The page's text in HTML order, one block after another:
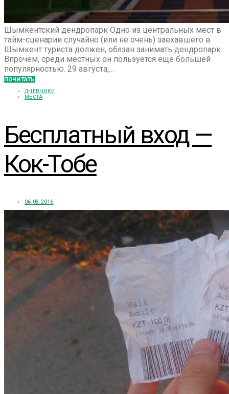
Шымкентский дендропарк Одно из центральных мест в
тайм-сценарии случайно (или не очень) заехавшего в
Шымкент туриста должен, обязан занимать дендропарк.
Впрочем, среди местных он пользуется еще большей
популярностью. 29 августа,…
ПОЧИТАТЬ
ДНЕВНИКИ
МЕСТА
Бесплатный вход —
Кок-Тобе
06.08.2016